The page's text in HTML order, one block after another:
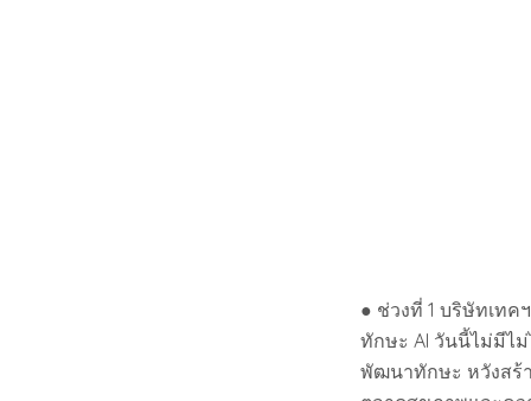
● ช่วงที่ 1 บริษัทเท
ทักษะ AI วันนี้ไม่มีไม่
พัฒนาทักษะ หวังสร้า